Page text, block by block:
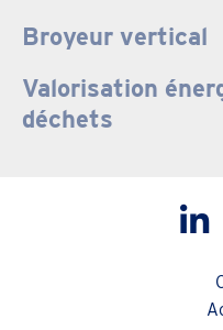
Broyeur vertical
Valorisation
déchets